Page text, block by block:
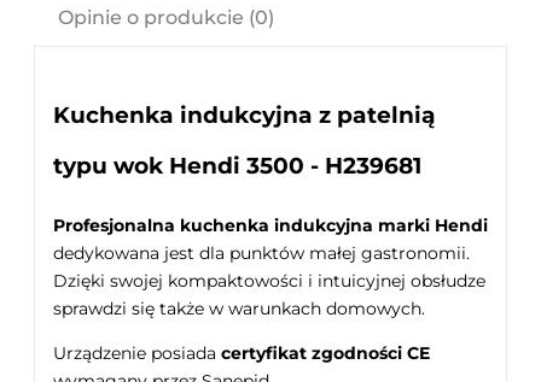
Opinie o produkcie (0)
Kuchenka indukcyjna z patelnią
typu wok Hendi 3500 - H239681
Profesjonalna kuchenka indukcyjna marki Hendi
dedykowana jest dla punktów małej gastronomii.
Dzięki swojej kompaktowości i intuicyjnej obsłudze
sprawdzi się także w warunkach domowych.
Urządzenie posiada certyfikat zgodności CE